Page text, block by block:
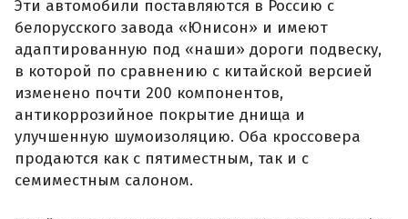
Эти автомобили поставляются в Россию с
белорусского завода «Юнисон» и имеют
адаптированную под «наши» дороги подвеску,
в которой по сравнению с китайской версией
изменено почти 200 компонентов,
антикоррозийное покрытие днища и
улучшенную шумоизоляцию. Оба кроссовера
продаются как с пятиместным, так и с
семиместным салоном.